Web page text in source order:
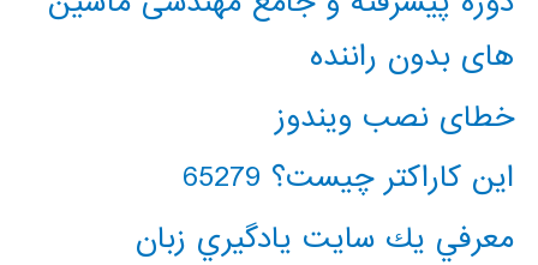
های بدون راننده
خطای نصب ویندوز
این کاراکتر چیست؟ 65279
معرفي يك سايت يادگيري زبان